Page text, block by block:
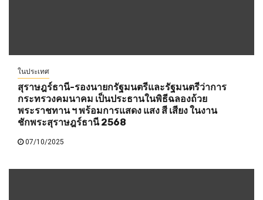
ในประเทศ
สุราษฎร์ธานี-รองนายกรัฐมนตรีและรัฐมนตรีว่าการ
กระทรวงคมนาคม เป็นประธานในพิธีฉลองถ้วย
พระราชทาน ฯ พร้อมการแสดง แสง สี เสียง ในงาน
ชักพระสุราษฎร์ธานี 2568
07/10/2025